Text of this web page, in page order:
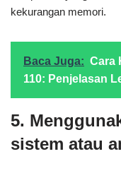
kekurangan memori.
Baca Juga: Cara
110: Penjelasan
5.
sistem atau